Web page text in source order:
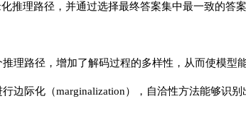
推理路径，并通过选择最终答案集中最一致的答案
理路径，增加了解码过程的多样性，从而使模型
边际化（marginalization），自洽性方法能够识